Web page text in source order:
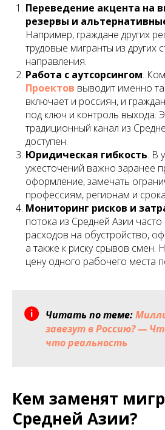
Переведение акцента на
резервы и
Например, граждане других
трудовые мигранты из других
направления.
Работа с аутсорсингом.
Проектов выводит именно
включает и россиян, и
под ключ и контроль выхода.
традиционный канал из
доступен.
Юридическая гибкость. В
ужесточений важно заранее
оформление, замечать
профессиям, регионам и
Мониторинг рисков и
потока из Средней Азии часто
расходов на обустройство,
а также к риску срывов смен.
цену одного рабочего места
Читать по теме:
завезут в Россию? —
что реальность
Кем заменят
Средней Азии?